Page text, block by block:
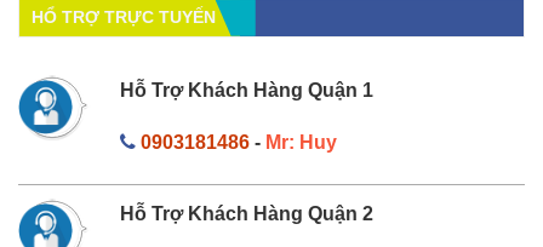
HỔ TRỢ TRỰC TUYẾN
Hỗ Trợ Khách Hàng Quận 1
0903181486- Mr: Huy
Hỗ Trợ Khách Hàng Quận 2